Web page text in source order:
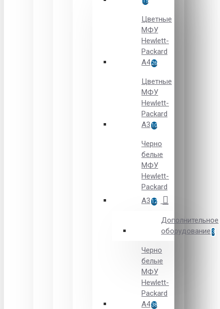
Цветные
МФУ
Hewlett-
Packard
A426
Цветные
МФУ
Hewlett-
Packard
А3 10
Черно
белые
МФУ
Hewlett-
Packard
А3 12
Дополнительное
оборудование 3
Черно
белые
МФУ
Hewlett-
Packard
А438